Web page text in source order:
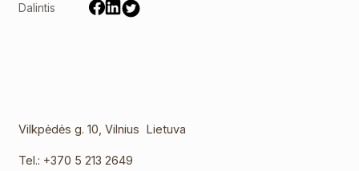
Dalintis
Vilkpėdės g. 10, Vilnius Lietuva
Tel.: +370 5 213 2649